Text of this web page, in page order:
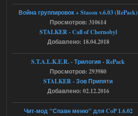
STCoP WP 3.4
Stalker-Mods-Clan-su
Доступно только для пользователей
Ответить ➤
04.08.2026
Объединенный Пак 2 + OGSR +
STCoP WP 3.4
16:48
Stalker-Mods-Clan-su
Война группировок + Stason v.6.03 (RePack)
Просмотров: 310614
STALKER - Call of Chernobyl
Добавлено: 18.04.2018
S.T.A.L.K.E.R. - Трилогия - RePack
Просмотров: 293980
STALKER - Зов Припяти
Добавлено: 02.12.2016
Чит-мод "Спавн меню" для CoP 1.6.02